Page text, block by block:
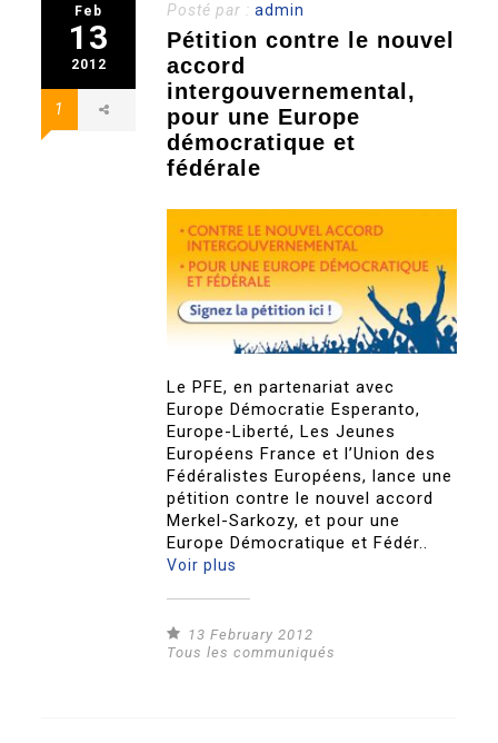
Feb
13
2012
1
Posté par :admin
Pétition contre le nouvel
accord
intergouvernemental,
pour une Europe
démocratique et
fédérale
Le PFE, en partenariat avec
Europe Démocratie Esperanto,
Europe-Liberté, Les Jeunes
Européens France et l’Union des
Fédéralistes Européens, lance une
pétition contre le nouvel accord
Merkel-Sarkozy, et pour une
Europe Démocratique et Fédér..
Voir plus
13 February 2012
Tous les communiqués